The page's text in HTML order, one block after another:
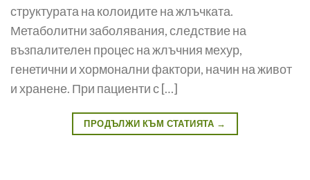
структурата на колоидите на жлъчката.
Метаболитни заболявания, следствие на
възпалителен процес на жлъчния мехур,
генетични и хормонални фак­тори, начин на живот
и хранене. При пациенти с […]
ПРОДЪЛЖИ КЪМ СТАТИЯТА →